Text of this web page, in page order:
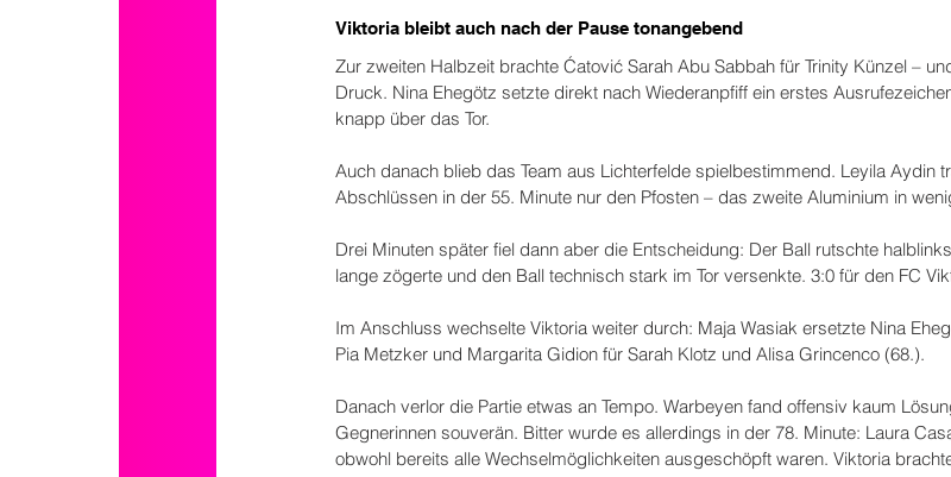
Viktoria bleibt auch nach der Pause tonangebend
Zur zweiten Halbzeit brachte Ćatović Sarah Abu Sabbah für Trinity Künzel –
Druck. Nina Ehegötz setzte direkt nach Wiederanpfiff ein erstes
knapp über das Tor.
Auch danach blieb das Team aus Lichterfelde spielbestimmend. Leyila Aydin
Abschlüssen in der 55. Minute nur den Pfosten – das zweite Aluminium in
Drei Minuten später fiel dann aber die Entscheidung: Der Ball rutschte
lange zögerte und den Ball technisch stark im Tor versenkte. 3:0 für den FC
Im Anschluss wechselte Viktoria weiter durch: Maja Wasiak ersetzte Nina
Pia Metzker und Margarita Gidion für Sarah Klotz und Alisa Grincenco (68.).
Danach verlor die Partie etwas an Tempo. Warbeyen fand offensiv kaum
Gegnerinnen souverän. Bitter wurde es allerdings in der 78. Minute: Laura
obwohl bereits alle Wechselmöglichkeiten ausgeschöpft waren. Viktoria